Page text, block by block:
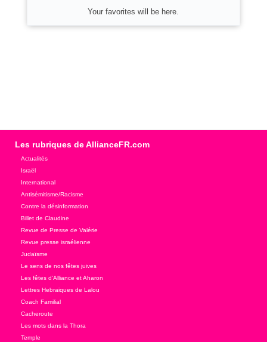
Your favorites will be here.
Les rubriques de AllianceFR.com
Actualités
Israël
International
Antisémitisme/Racisme
Contre la désinformation
Billet de Claudine
Revue de Presse de Valérie
Revue presse israélienne
Judaïsme
Le sens de nos fêtes juives
Les fêtes d'Alliance et Aharon
Lettres Hebraiques de Lalou
Coach Familial
Cacheroute
Les mots dans la Thora
Temple